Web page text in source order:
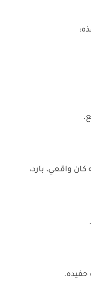
واقعي، بارد،
حفيده.